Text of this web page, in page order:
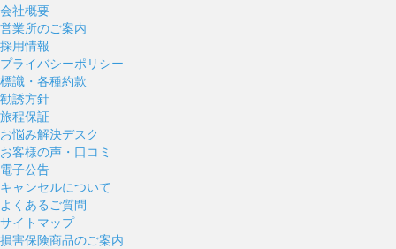
会社概要
営業所のご案内
採用情報
プライバシーポリシー
標識・各種約款
勧誘方針
旅程保証
お悩み解決デスク
お客様の声・口コミ
電子公告
キャンセルについて
よくあるご質問
サイトマップ
損害保険商品のご案内